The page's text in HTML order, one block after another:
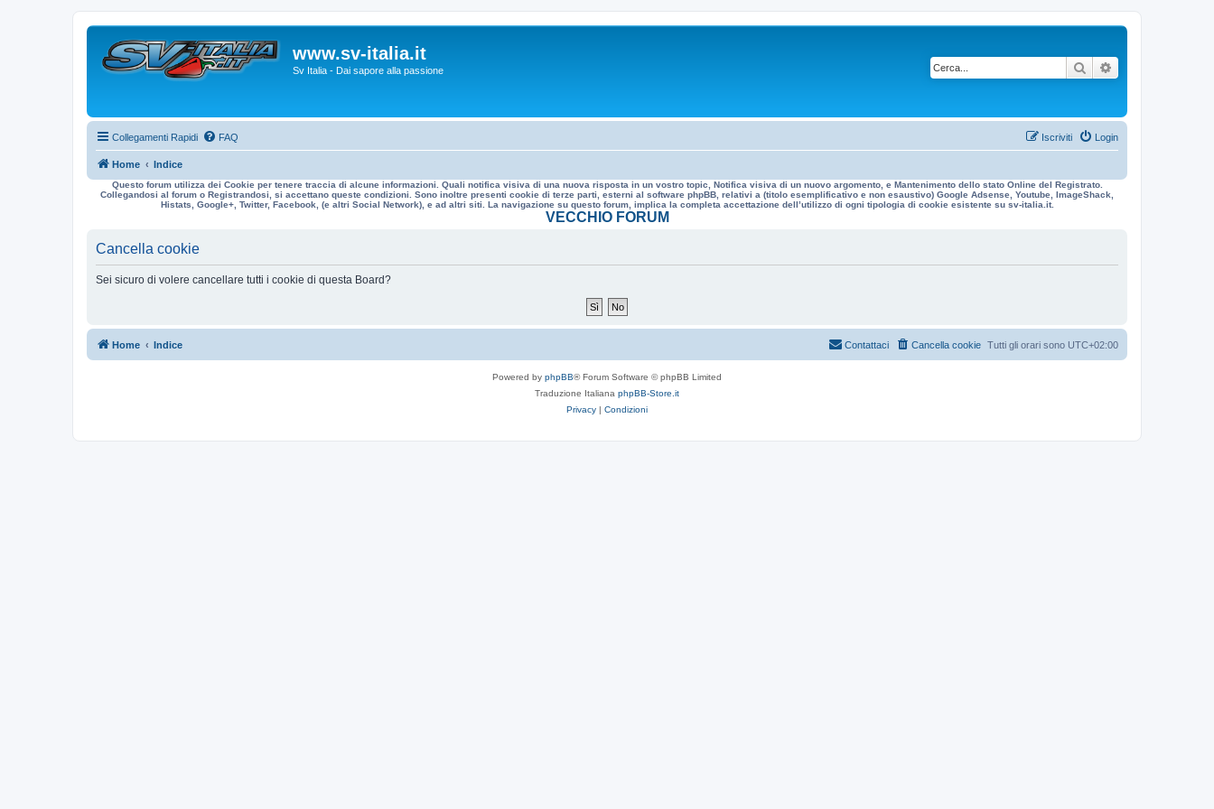
www.sv-italia.it
Sv Italia - Dai sapore alla passione Cerca
Collegamenti Rapidi FAQ Login
Iscriviti
Home Indice
Questo forum utilizza dei Cookie per tenere traccia di alcune informazioni. Quali notifica visiva di una nuova risposta in un vostro topic, Notifica visiva di un nuovo argomento, e Mantenimento dello stato Online del Registrato.
Collegandosi al forum o Registrandosi, si accettano queste condizioni. Sono inoltre presenti cookie di terze parti, esterni al software phpBB, relativi a (titolo esemplificativo e non esaustivo) Google Adsense, Youtube, ImageShack,
Histats, Google+, Twitter, Facebook, (e altri Social Network), e ad altri siti. La navigazione su questo forum, implica la completa accettazione dell’utilizzo di ogni tipologia di cookie esistente su sv-italia.it.
VECCHIO FORUM
Cancella cookie
Sei sicuro di volere cancellare tutti i cookie di questa Board?
Home Indice Tutti gli orari sono UTC+02:00
Cancella cookie
Contattaci
Powered by phpBB® Forum Software © phpBB Limited
Traduzione Italiana phpBB-Store.it
Privacy | Condizioni